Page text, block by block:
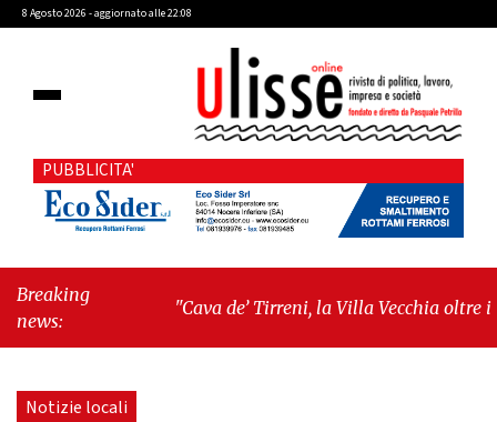
8 Agosto 2026 - aggiornato alle 22:08
PUBBLICITA'
Breaking
news:
"Cava de’ Tirreni, la Villa Vecchia oltre i
seduta consiliare: “Serve chiarezza!”"
Notizie locali